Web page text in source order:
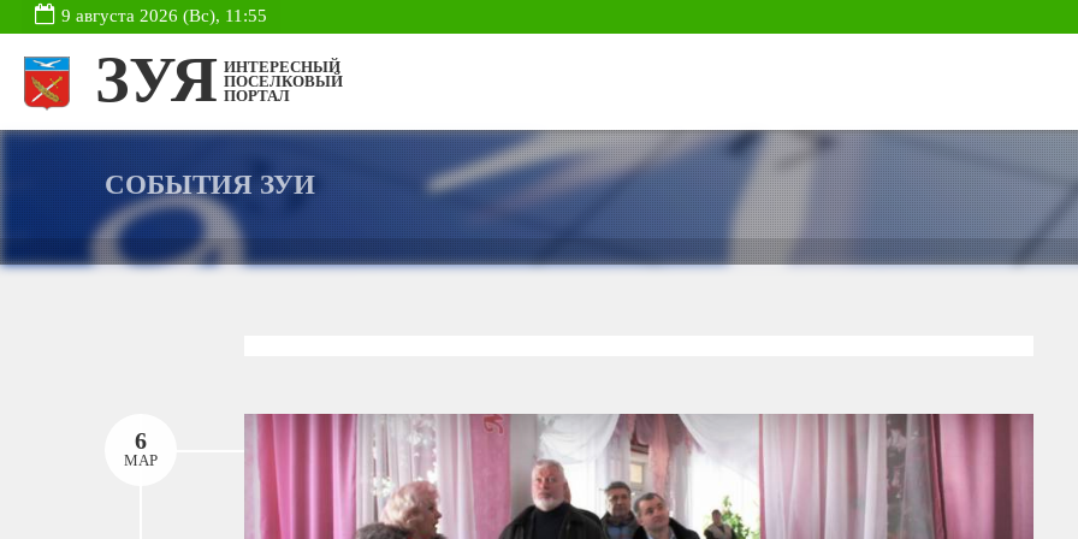
9 августа 2026 (Вс), 11:55
ЗУЯ ИНТЕРЕСНЫЙ
ПОСЕЛКОВЫЙ
ПОРТАЛ
СОБЫТИЯ ЗУИ
6
МАР